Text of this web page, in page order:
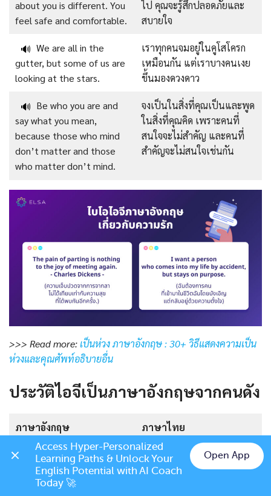
about you is different. You
feel safe and comfortable.
ไป คุณจะรู้สึกปลอดภัยและ
สบายใจ
🔊 We are all in the
gutter, but some of us are
looking at the stars.
เราทุกคนจมอยู่ในคูโสโครก
เหมือนกัน แต่เราบางคนเงย
ขึ้นมองดวงดาว
🔊 Be who you are and
say what you mean,
because those who mind
don’t matter and those
who matter don’t mind.
จงเป็นในสิ่งที่คุณเป็นและพูด
ในสิ่งที่คุณคิด เพราะคนที่
สนใจจะไม่สำคัญ และคนที่
สำคัญจะไม่สนใจเช่นกัน
>>> Read more:เป็นห่วง ภาษาอังกฤษ : 30+ วิธีแสดงความเป็น
ห่วงและคุณศัพท์อธิบายอื่น
ประวัติไอจีเป็นภาษาอังกฤษจากคนดัง
ภาษาอังกฤษ ภาษาไทย
Don’t cry because it’s
over, smile because it
happened. – Dr. Seuss
อย่าร้องไห้เพียงเพราะมันจบ
ลงไปแล้ว, จงยิ้มเพราะครั้ง
Chat on LINE
Access Hyper-Personalized
Learning Paths & Unlock Your
English Potential with AI Coach
Today 🚀
Open App